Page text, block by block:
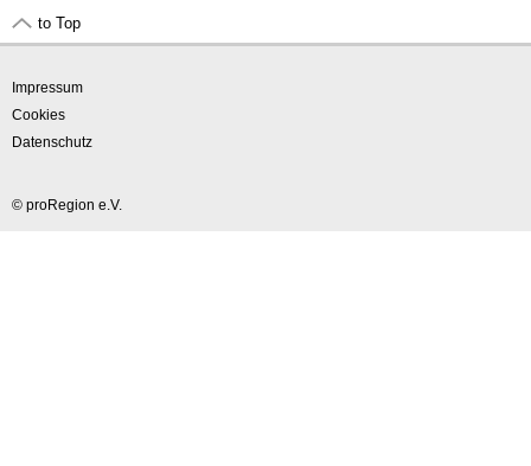
to Top
Impressum
Cookies
Datenschutz
© proRegion e.V.